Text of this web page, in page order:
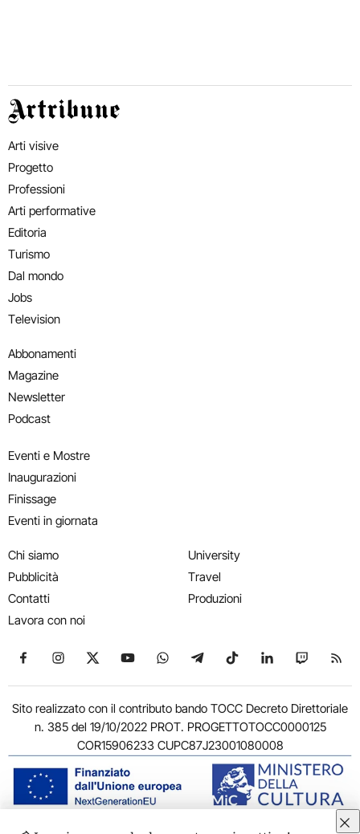
Artribune
Arti visive
Progetto
Professioni
Arti performative
Editoria
Turismo
Dal mondo
Jobs
Television
Abbonamenti
Magazine
Newsletter
Podcast
Eventi e Mostre
Inaugurazioni
Finissage
Eventi in giornata
Chi siamo
Pubblicità
Contatti
Lavora con noi
University
Travel
Produzioni
Seguici su Facebook
Seguici su Instagram
Seguici su X
Seguici su YouTube
Seguici su WhatsApp
Seguici su Telegram
Seguici su TikTok
Seguici su
Seguici
Sito realizzato con il contributo bando TOCC Decreto Direttoriale
n. 385 del 19/10/2022 PROT. PROGETTOTOCC0000125
COR15906233 CUPC87J23001080008